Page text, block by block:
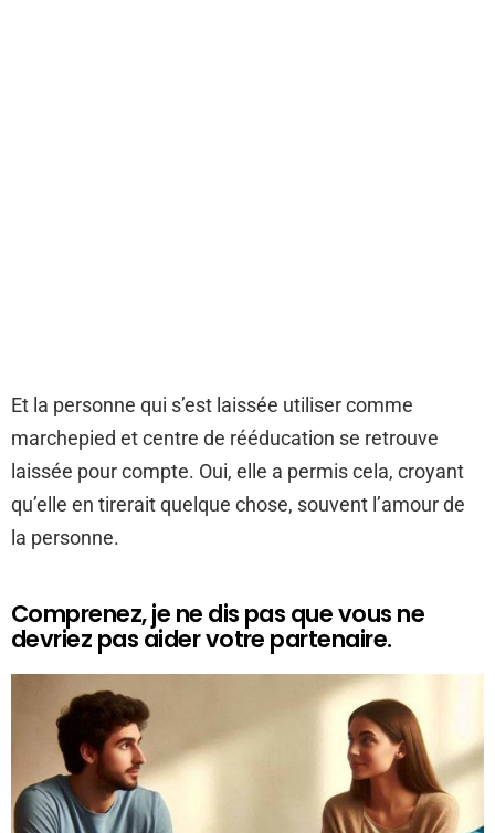
Et la personne qui s’est laissée utiliser comme
marchepied et centre de rééducation se retrouve
laissée pour compte. Oui, elle a permis cela, croyant
qu’elle en tirerait quelque chose, souvent l’amour de
la personne.
Comprenez, je ne dis pas que vous ne
devriez pas aider votre partenaire.